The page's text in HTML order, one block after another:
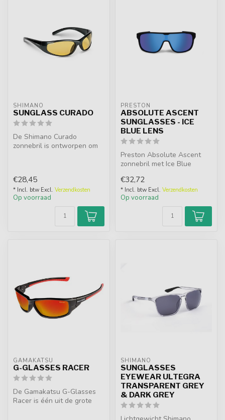
SHIMANO
SUNGLASS CURADO
De Shimano Curado
zonnebril is ontworpen om
€28,45
* Incl. btw Excl. Verzendkosten
Op voorraad
PRESTON
ABSOLUTE ASCENT
SUNGLASSES - ICE
BLUE LENS
Preston Absolute Ascent
zonnebril met Ice Blue
UV-besch...
€32,72
* Incl. btw Excl. Verzendkosten
Op voorraad
GAMAKATSU
G-GLASSES RACER
De Gamakatsu G-Glasses
Racer is één uit de grote
SHIMANO
SUNGLASSES
EYEWEAR ULTEGRA
TRANSPARENT GREY
& DARK GREY